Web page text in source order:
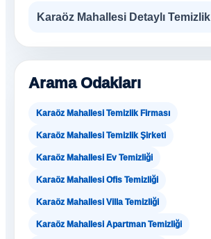
Karaöz Mahallesi Detaylı Temizlik
Arama Odakları
Karaöz Mahallesi Temizlik Firması
Karaöz Mahallesi Temizlik Şirketi
Karaöz Mahallesi Ev Temizliği
Karaöz Mahallesi Ofis Temizliği
Karaöz Mahallesi Villa Temizliği
Karaöz Mahallesi Apartman Temizliği